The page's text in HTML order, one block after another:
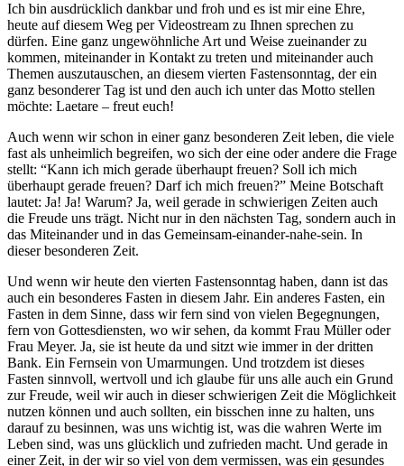
Ich bin ausdrücklich dankbar und froh und es ist mir eine Ehre,
heute auf diesem Weg per Videostream zu Ihnen sprechen zu
dürfen. Eine ganz ungewöhnliche Art und Weise zueinander zu
kommen, miteinander in Kontakt zu treten und miteinander auch
Themen auszutauschen, an diesem vierten Fastensonntag, der ein
ganz besonderer Tag ist und den auch ich unter das Motto stellen
möchte: Laetare – freut euch!
Auch wenn wir schon in einer ganz besonderen Zeit leben, die viele
fast als unheimlich begreifen, wo sich der eine oder andere die Frage
stellt: “Kann ich mich gerade überhaupt freuen? Soll ich mich
überhaupt gerade freuen? Darf ich mich freuen?” Meine Botschaft
lautet: Ja! Ja! Warum? Ja, weil gerade in schwierigen Zeiten auch
die Freude uns trägt. Nicht nur in den nächsten Tag, sondern auch in
das Miteinander und in das Gemeinsam-einander-nahe-sein. In
dieser besonderen Zeit.
Und wenn wir heute den vierten Fastensonntag haben, dann ist das
auch ein besonderes Fasten in diesem Jahr. Ein anderes Fasten, ein
Fasten in dem Sinne, dass wir fern sind von vielen Begegnungen,
fern von Gottesdiensten, wo wir sehen, da kommt Frau Müller oder
Frau Meyer. Ja, sie ist heute da und sitzt wie immer in der dritten
Bank. Ein Fernsein von Umarmungen. Und trotzdem ist dieses
Fasten sinnvoll, wertvoll und ich glaube für uns alle auch ein Grund
zur Freude, weil wir auch in dieser schwierigen Zeit die Möglichkeit
nutzen können und auch sollten, ein bisschen inne zu halten, uns
darauf zu besinnen, was uns wichtig ist, was die wahren Werte im
Leben sind, was uns glücklich und zufrieden macht. Und gerade in
einer Zeit, in der wir so viel von dem vermissen, was ein gesundes